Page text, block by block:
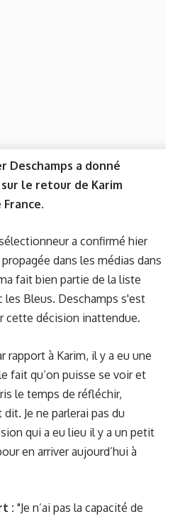
Deschamps a donné
le retour de Karim
France.
a confirmé hier
dans les médias dans
fait bien partie de la liste
les Bleus. Deschamps s'est
cette décision inattendue.
rapport à Karim, il y a eu une
fait qu’on puisse se voir et
le temps de réfléchir,
dit. Je ne parlerai pas du
qui a eu lieu il y a un petit
en arriver aujourd’hui à
: "Je n’ai pas la capacité de